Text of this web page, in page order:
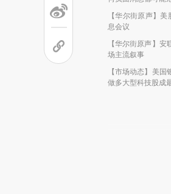
【华尔街原声】
息会议
【华尔街原声】
场主流叙事
【市场动态】美
做多大型科技股成